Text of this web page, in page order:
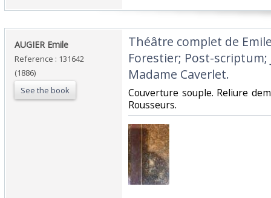
‎AUGIER Emile ‎
Reference : 131642
(1886)
See the book
‎Théâtre complet de
Forestier; Post-scriptum;
Madame Caverlet.‎
‎Couverture souple. Reliure
Rousseurs.‎